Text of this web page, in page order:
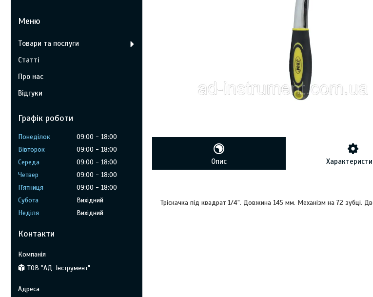
Опис
Тріскачка під квадрат 1/4". Довжина 145 мм. Механізм на 72 зубці.
Товари та послуги
Статті
Про нас
Відгуки
Графік роботи
Понеділок 09:00
18:00
Вівторок
09:00
18:00
Середа
09:00
18:00
Четвер
09:00
18:00
Пʼятниця
09:00
18:00
Субота
Вихідний
Неділя
Вихідний
Контакти
ТОВ "АД-Інструмент"